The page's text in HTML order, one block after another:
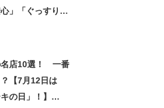
」「ぐっすり眠
名店10選！ 一番
【7月12日は
の日」！】